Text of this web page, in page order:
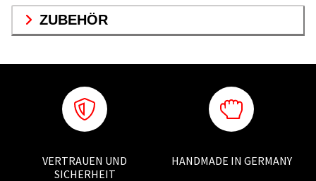
ZUBEHÖR
VERTRAUEN UND
SICHERHEIT
HANDMADE IN GERMANY